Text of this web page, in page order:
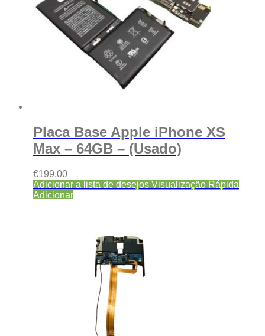
Placa Base Apple iPhone XS
Max – 64GB – (Usado)
€199,00
Adicionar a lista de desejos Visualização Rápida
Adicionar